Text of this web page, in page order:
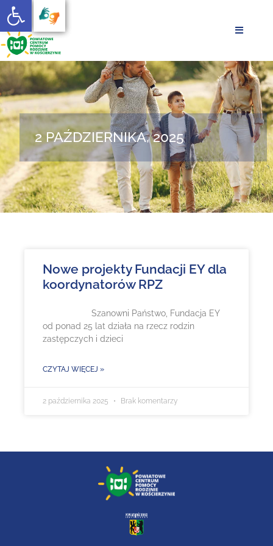
Otwórz pasek narzędzi
AKTUALNOŚCI
POMOC I WSPARCIE
O NAS
PLIKI DO POBRANIA
KONTAKT
2 PAŹDZIERNIKA, 2025
Nowe projekty Fundacji EY dla
koordynatorów RPZ
Szanowni Państwo, Fundacja EY
od ponad 25 lat działa na rzecz rodzin
zastępczych i dzieci
CZYTAJ WIĘCEJ »
2 października 2025 Brak komentarzy